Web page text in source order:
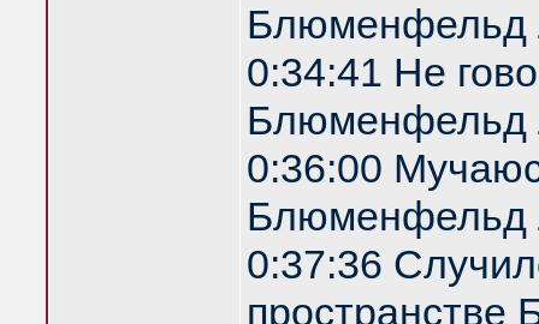
Блюменфельд
0:34:41 Не
Блюменфельд
0:36:00
Блюменфельд
0:37:36